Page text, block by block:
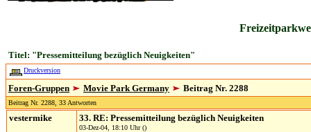
Titel: "Pressemitteilung bezüglich Neuigkeiten"
Druckversion
Foren-Gruppen Movie Park Germany Beitrag Nr. 2288
Beitrag Nr. 2288, 33 Antworten
vestermike 33. RE: Pressemitteilung bezüglich Neuigkeiten
03-Dez-04, 18:10 Uhr ()